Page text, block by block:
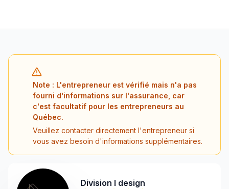
Note : L'entrepreneur est vérifié mais n'a pas
fourni d'informations sur l'assurance, car
c'est facultatif pour les entrepreneurs au
Québec.
Veuillez contacter directement l'entrepreneur si
vous avez besoin d'informations supplémentaires.
Division I design